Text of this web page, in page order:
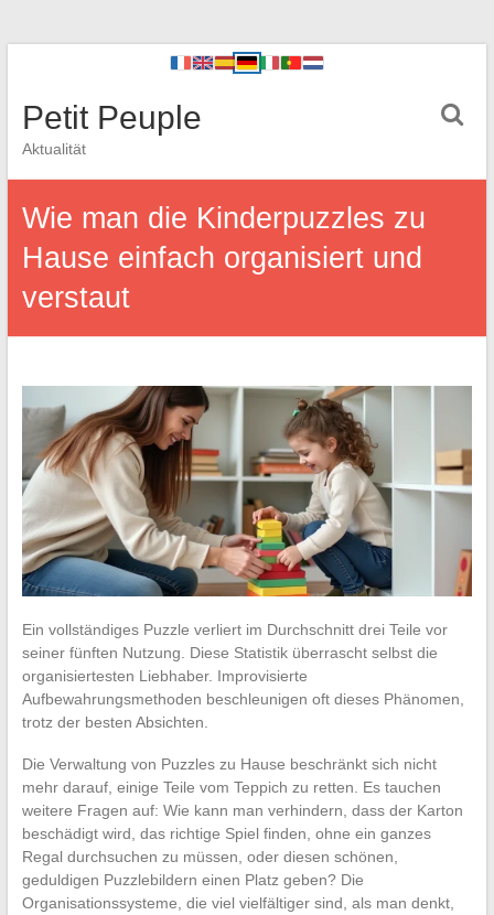
Petit Peuple
Aktualität
Wie man die Kinderpuzzles zu
Hause einfach organisiert und
verstaut
Ein vollständiges Puzzle verliert im Durchschnitt drei Teile vor
seiner fünften Nutzung. Diese Statistik überrascht selbst die
organisiertesten Liebhaber. Improvisierte
Aufbewahrungsmethoden beschleunigen oft dieses Phänomen,
trotz der besten Absichten.
Die Verwaltung von Puzzles zu Hause beschränkt sich nicht
mehr darauf, einige Teile vom Teppich zu retten. Es tauchen
weitere Fragen auf: Wie kann man verhindern, dass der Karton
beschädigt wird, das richtige Spiel finden, ohne ein ganzes
Regal durchsuchen zu müssen, oder diesen schönen,
geduldigen Puzzlebildern einen Platz geben? Die
Organisationssysteme, die viel vielfältiger sind, als man denkt,